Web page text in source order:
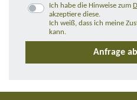
Ich habe die Hinweise zum
akzeptiere diese.
Ich weiß, dass ich meine
kann.